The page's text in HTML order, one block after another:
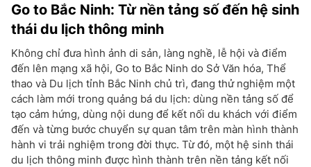
Go to Bắc Ninh: Từ nền tảng số đến hệ sinh
thái du lịch thông minh
Không chỉ đưa hình ảnh di sản, làng nghề, lễ hội và điểm
đến lên mạng xã hội, Go to Bắc Ninh do Sở Văn hóa, Thể
thao và Du lịch tỉnh Bắc Ninh chủ trì, đang thử nghiệm một
cách làm mới trong quảng bá du lịch: dùng nền tảng số để
tạo cảm hứng, dùng nội dung để kết nối du khách với điểm
đến và từng bước chuyển sự quan tâm trên màn hình thành
hành vi trải nghiệm trong đời thực. Từ đó, một hệ sinh thái
du lịch thông minh được hình thành trên nền tảng kết nối